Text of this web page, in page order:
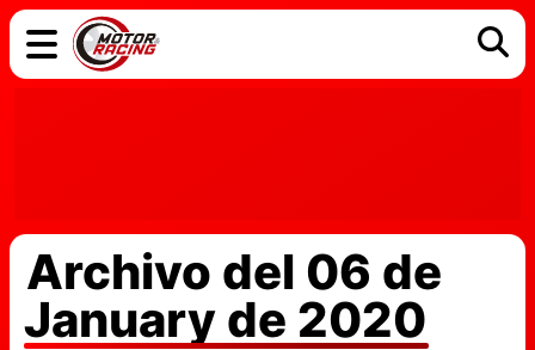
Archivo del 06 de
January de 2020